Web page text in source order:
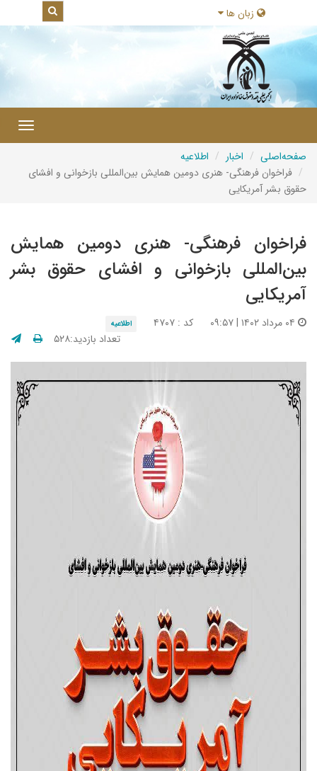
زبان ها
صفحه‌اصلی اخبار
اطلاعیه
فراخوان فرهنگی- هنری دومین همایش بین‌المللی بازخوانی و افشای
حقوق بشر آمریکایی
فراخوان فرهنگی- هنری دومین همایش
بین‌المللی بازخوانی و افشای حقوق بشر
آمریکایی
کد : ۴۷۰۷ اطلاعیه
تعداد بازدید:۵۲۸